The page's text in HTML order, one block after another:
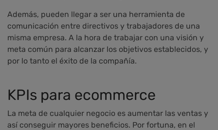
Además, pueden llegar a ser una herramienta de
comunicación entre directivos y trabajadores de una
misma empresa. A la hora de trabajar con una visión y
meta común para alcanzar los objetivos establecidos, y
por lo tanto el éxito de la compañía.
KPIs para ecommerce
La meta de cualquier negocio es aumentar las ventas y
así conseguir mayores beneficios. Por fortuna, en el